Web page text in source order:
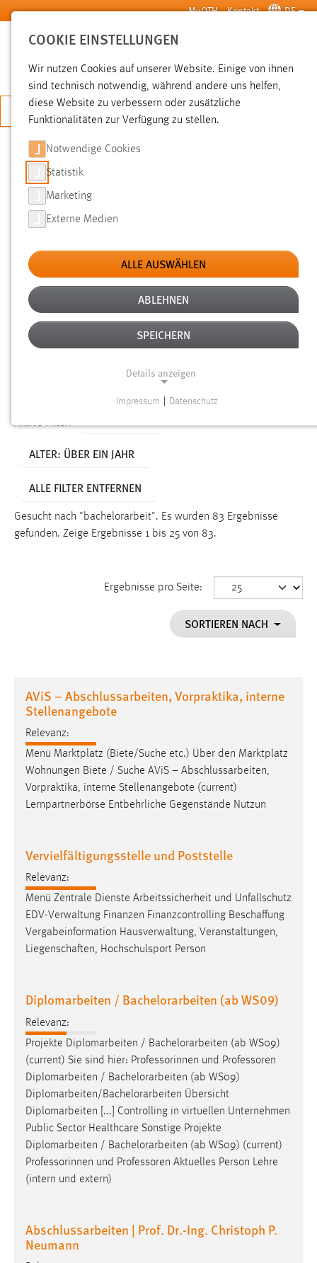
Zum Hauptinhalt springen MyOTH Kontakt DE
SUCHE
JETZT BEWERBEN
SUCHE
FILTER
Typ
Erstellungsdatum
Alter
Aktive Filter:
ALTER: ÜBER EIN JAHR
ALLE FILTER ENTFERNEN
Gesucht nach "bachelorarbeit". Es wurden 83 Ergebnisse
gefunden. Zeige Ergebnisse 1 bis 25 von 83.
Ergebnisse pro Seite:
SORTIEREN NACH
AViS – Abschlussarbeiten, Vorpraktika, interne
Stellenangebote
Relevanz:
Menü Marktplatz (Biete/Suche etc.) Über den Marktplatz
Wohnungen Biete / Suche AViS – Abschlussarbeiten,
Vorpraktika, interne Stellenangebote (current)
Lernpartnerbörse Entbehrliche Gegenstände Nutzun
Vervielfältigungsstelle und Poststelle
Relevanz:
Menü Zentrale Dienste Arbeitssicherheit und Unfallschutz
EDV-Verwaltung Finanzen Finanzcontrolling Beschaffung
Vergabeinformation Hausverwaltung, Veranstaltungen,
Liegenschaften, Hochschulsport Person
Diplomarbeiten / Bachelorarbeiten (ab WS09)
Relevanz:
Projekte Diplomarbeiten / Bachelorarbeiten (ab WS09)
(current) Sie sind hier: Professorinnen und Professoren
Diplomarbeiten / Bachelorarbeiten (ab WS09)
Diplomarbeiten/ Bachelorarbeiten Übersicht
Diplomarbeiten [...] Controlling in virtuellen Unternehmen
Public Sector Healthcare Sonstige Projekte
Diplomarbeiten / Bachelorarbeiten (ab WS09) (current)
Professorinnen und Professoren Aktuelles Person Lehre
(intern und extern)
Abschlussarbeiten | Prof. Dr.-Ing. Christoph P.
Neumann
COOKIE EINSTELLUNGEN
Wir nutzen Cookies auf unserer Website. Einige von ihnen
sind technisch notwendig, während andere uns helfen,
diese Website zu verbessern oder zusätzliche
Funktionalitäten zur Verfügung zu stellen.
Notwendige Cookies
Statistik
Marketing
Externe Medien
ALLE AUSWÄHLEN
ABLEHNEN
SPEICHERN
Details anzeigen
Funktionen und sind für die einwandfreie Funktion der
Name:
Dieser Cookie speichert die ausgewählten Einverständnis-
Performance
Name:
staticfilecache
Zweck:
Für performante Seitenauslieferung wird in diesem Cookie
gespeichert, ob man eingeloggt ist.
Name:
Zweck:
Das Cookie speichert die gewählte Sprache der Website.
Cookie Laufzeit:
Chat
Name:
MibewSessionID, MIBEW_UserID, mibew_locale, mibew-
chat-frame-style-5e9dbeb1811c0446
Zweck:
Wird benötigt um die Chatfunktion nutzen zu können.
Cookie Laufzeit:
MibewSessionID, mibew-chat-frame-style-
Name:
Impressum Datenschutz